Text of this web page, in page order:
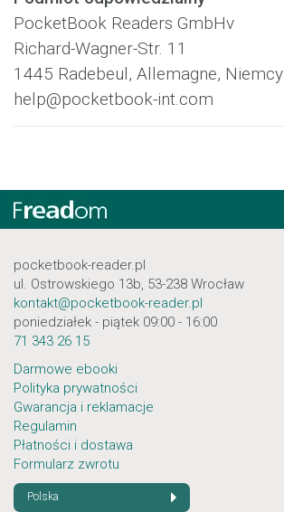
PocketBook Readers GmbHv
Richard-Wagner-Str. 11
1445 Radebeul, Allemagne, Niemcy
help@pocketbook-int.com
pocketbook-reader.pl
ul. Ostrowskiego 13b, 53-238 Wrocław
kontakt@pocketbook-reader.pl
poniedziałek - piątek 09:00 - 16:00
71 343 26 15
Darmowe ebooki
Polityka prywatności
Gwarancja i reklamacje
Regulamin
Płatności i dostawa
Formularz zwrotu
Polska